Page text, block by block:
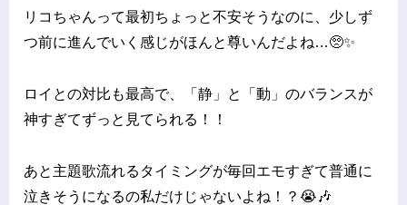
リコちゃんって最初ちょっと不安そうなのに、少しず
つ前に進んでいく感じがほんと尊いんだよね…🥺✨
ロイとの対比も最高で、「静」と「動」のバランスが
神すぎてずっと見てられる！！
あと主題歌流れるタイミングが毎回エモすぎて普通に
泣きそうになるの私だけじゃないよね！？😭🎶